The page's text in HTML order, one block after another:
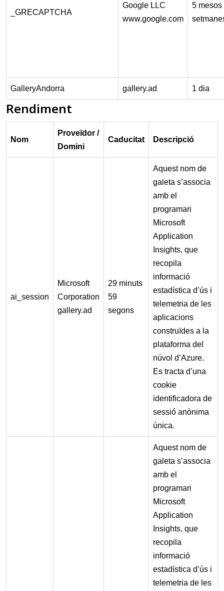
_GRECAPTCHA
Google LLC
www.google.com
5 mesos
GalleryAndorra gallery.ad 1 dia
Rendiment
Nom
Proveïdor /
Domini
Caducitat Descripció
ai_session
Microsoft
Corporation
gallery.ad
29 minuts
59
segons
Aquest nom de
galeta s’associa
amb el
programari
Microsoft
Application
Insights, que
recopila
informació
estadística d’ús i
telemetria de les
aplicacions
construïdes a la
plataforma del
núvol d’Azure.
Es tracta d’una
cookie
identificadora de
sessió anònima
única.
Aquest nom de
galeta s’associa
amb el
programari
Microsoft
Application
Insights, que
recopila
informació
estadística d’ús i
telemetria de les